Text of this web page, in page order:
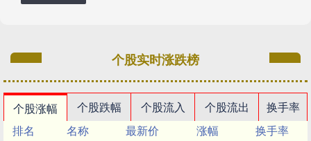
个股实时涨跌榜
个股涨幅 个股跌幅 个股流入 个股流出
换手率
排名
名称 最新价 涨幅
换手率